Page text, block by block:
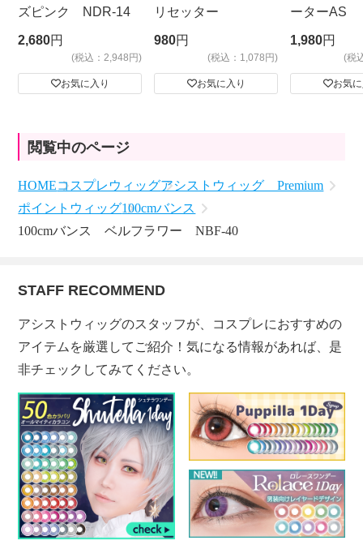
ズピンク NDR-14
2,680円
(税込：2,948円)
お気に入り
リセッター
980円
(税込：1,078円)
お気に入り
ーターAS
ビッグサイ
1,980円
(税
お気
閲覧中のページ
HOMEコスプレウィッグアシストウィッグ Premium
ポイントウィッグ100cmバンス
100cmバンス ベルフラワー NBF-40
STAFF RECOMMEND
アシストウィッグのスタッフが、コスプレにおすすめの
アイテムを厳選してご紹介！気になる情報があれば、是
非チェックしてみてください。